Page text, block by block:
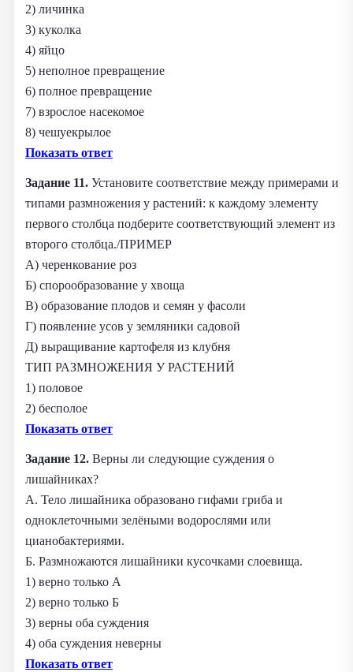
2) личинка
3) куколка
4) яйцо
5) неполное превращение
6) полное превращение
7) взрослое насекомое
8) чешуекрылое
Показать ответ
Задание 11. Установите соответствие между примерами и
типами размножения у растений: к каждому элементу
первого столбца подберите соответствующий элемент из
второго столбца./ПРИМЕР
А) черенкование роз
Б) спорообразование у хвоща
В) образование плодов и семян у фасоли
Г) появление усов у земляники садовой
Д) выращивание картофеля из клубня
ТИП РАЗМНОЖЕНИЯ У РАСТЕНИЙ
1) половое
2) бесполое
Показать ответ
Задание 12. Верны ли следующие суждения о
лишайниках?
А. Тело лишайника образовано гифами гриба и
одноклеточными зелёными водорослями или
цианобактериями.
Б. Размножаются лишайники кусочками слоевища.
1) верно только А
2) верно только Б
3) верны оба суждения
4) оба суждения неверны
Показать ответ